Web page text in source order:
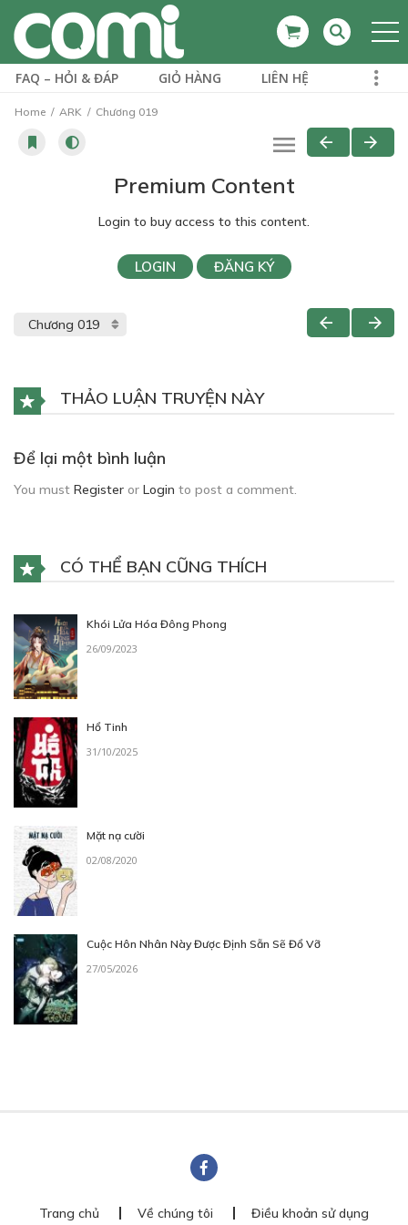
FAQ – HỎI & ĐÁP GIỎ HÀNG LIÊN HỆ
Home ARK Chương 019
Premium Content
Login to buy access to this content.
LOGIN ĐĂNG KÝ
THẢO LUẬN TRUYỆN NÀY
Để lại một bình luận
You must Register or Login to post a comment.
CÓ THỂ BẠN CŨNG THÍCH
Khói Lửa Hóa Đông Phong
26/09/2023
Hổ Tinh
31/10/2025
Mặt nạ cười
02/08/2020
Cuộc Hôn Nhân Này Được Định Sẵn Sẽ Đổ Vỡ
27/05/2026
Trang chủ Về chúng tôi Điều khoản sử dụng